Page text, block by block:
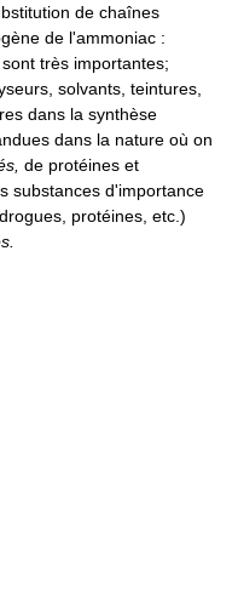
de chaînes
de l'ammoniac :
sont très importantes;
solvants, teintures,
dans la synthèse
dans la nature où on
de protéines et
substances d'importance
, drogues, protéines, etc.)